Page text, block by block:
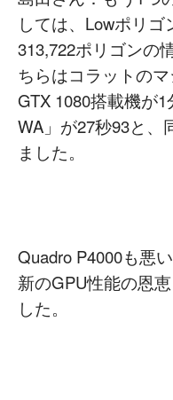
しては、Lowポリゴ
313,722ポリゴンの
ちらはコラットの
GTX 1080搭載機が
WA」が27秒93と、
ました。
Quadro P4000も悪
新のGPU性能の恩
した。